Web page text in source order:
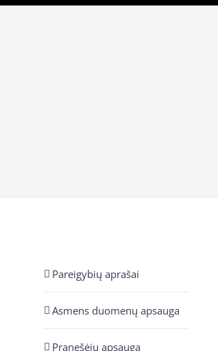
Pareigybių aprašai
Asmens duomenų apsauga
Pranešėjų apsauga